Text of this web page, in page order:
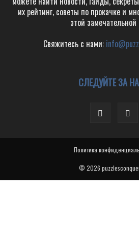
их рейтинг, советы по прокачке и
этой замечательной
Свяжитесь с нами:
СЛЕДУЙТЕ ЗА
Политика
© 2026